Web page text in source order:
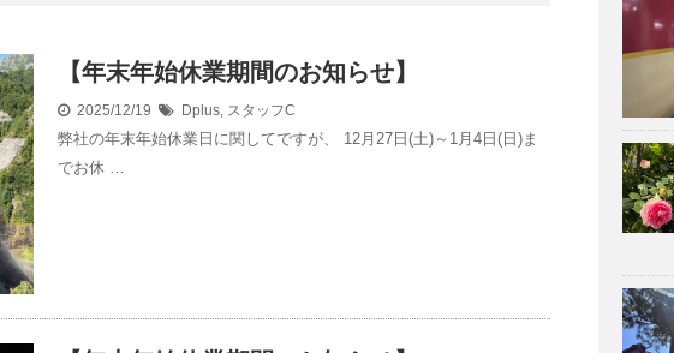
【年末年始休業期間のお知らせ】
2025/12/19 Dplus, スタッフC
弊社の年末年始休業日に関してですが、 12月27日(土)～1月4日(日)ま
でお休 …